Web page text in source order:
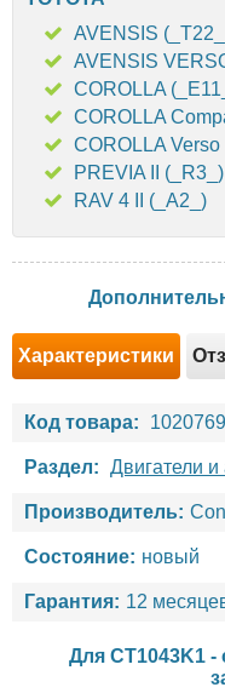
AVENSIS
AVENSIS
COROLLA
COROLLA
COROLLA
PREVIA II (_R3_)
RAV 4 II (_A2_)
Характеристики
Код товара:
Раздел: Двигатели и
Производитель:
Состояние: новый
Гарантия: 12
Для CT1043K1